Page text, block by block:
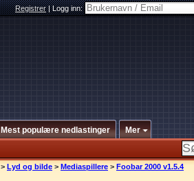
Registrer|Logg inn:
Mest populære nedlastinger Mer
> Lyd og bilde > Mediaspillere > Foobar 2000 v1.5.4